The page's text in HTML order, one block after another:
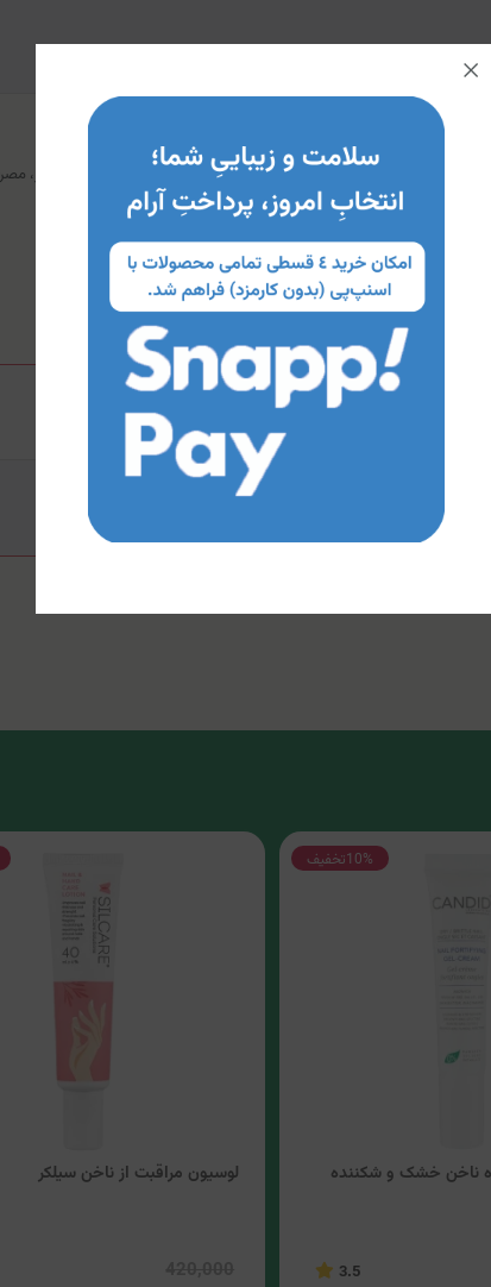
و به آرامی ماساژ دهید تا جذب شود. برای نتیجه گیری بهتر، مصرف کرم را به مدت 4 تا 6 هفته به
10%تخفیف
ناخن خشک و شکننده
3.5
لوسیون مراقبت از ناخن سیلکر